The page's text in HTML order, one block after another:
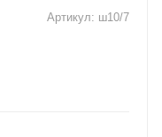
Артикул: ш10/7